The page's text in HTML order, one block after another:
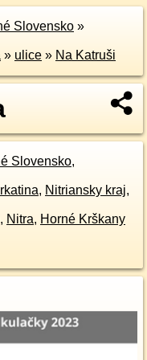
Slovensko »
» ulice » Na Katruši
Slovensko,
, Nitriansky kraj,
, Nitra, Horné Krškany